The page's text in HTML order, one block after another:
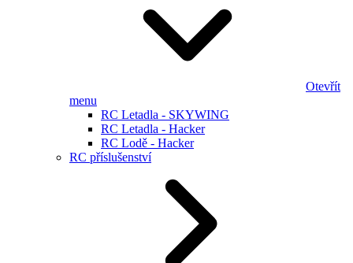
Otevřít
menu
RC Letadla - SKYWING
RC Letadla - Hacker
RC Lodě - Hacker
RC příslušenství